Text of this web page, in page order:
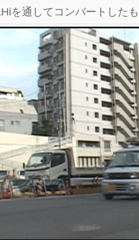
を通してコンバートした